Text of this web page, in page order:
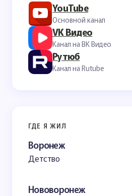
YouTube
Основной канал
VK Видео
Канал на ВК Видео
Рутюб
Канал на Rutube
ГДЕ Я ЖИЛ
Воронеж
Детство
Нововоронеж